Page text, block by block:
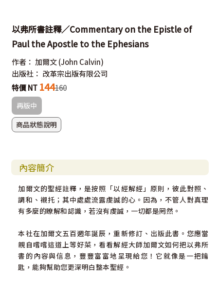
以弗所書註釋／Commentary on the Epistle of
Paul the Apostle to the Ephesians
作者： 加爾文 (John Calvin)
出版社： 改革宗出版有限公司
特價 NT 144160
再版中
商品狀態說明
內容簡介
加爾文的聖經註釋，是按照「以經解經」原則，彼此對照、
調和、襯托；其中處處流露虔誠的心。因為，不管人對真理
有多麼的瞭解和認識，若沒有虔誠，一切都是罔然。
本社在加爾文五百週年誕辰，重新修訂、出版此書。您應當
親自嚐嚐這道上等好菜，看看解經大師加爾文如何把以弗所
書的內容與信息，豐豐富富地呈現給您！它就像是一把鑰
匙，能夠幫助您更深明白整本聖經。